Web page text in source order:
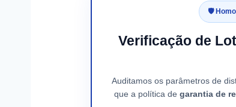
🛡️
Verificação de
Auditamos os parâmetros de
que a política de garantia de